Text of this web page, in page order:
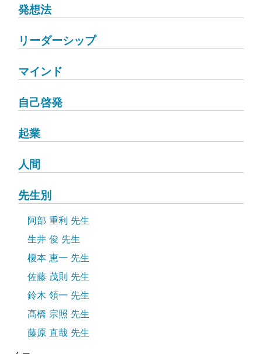
発想法
リーダーシップ
マインド
自己啓発
起業
人間
先生別
阿部 重利 先生
生井 俊 先生
榎本 恵一 先生
佐藤 茂則 先生
鈴木 領一 先生
髙橋 宗照 先生
藤原 直哉 先生